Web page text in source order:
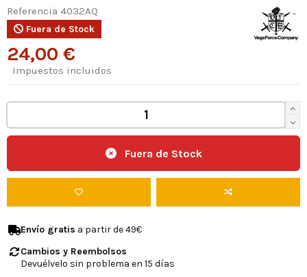
Referencia 4032AQ
Fuera de Stock
24,00 €
Impuestos incluidos
Fuera de Stock
Envío gratis a partir de 49€
Cambios y Reembolsos
Devuélvelo sin problema en 15 días